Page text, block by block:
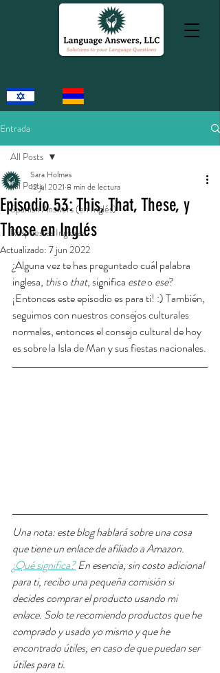
Entrada
All Posts
Spanish Answers (en Inglés)
Respuestas Inglesas
All Posts
Episodio 53: This, That, These, y
Those en Inglés
Sara Holmes
12 jul 2021 8 min de lectura
Actualizado: 7 jun 2022
¿Alguna vez te has preguntado cuál palabra
inglesa, this o that, significa este o ese?
¡Entonces este episodio es para ti! :) También,
seguimos con nuestros consejos culturales
normales, entonces el consejo cultural de hoy
es sobre la Isla de Man y sus fiestas nacionales.
Una nota: este blog hablará sobre una cosa
que tiene un enlace de afiliado a Amazon.
¿Qué significa?En esencia, sin costo adicional
para ti, recibo una pequeña comisión si
decides comprar el producto usando mi
enlace. Solo te recomiendo productos que he
comprado y usado yo mismo y que he
encontrado útiles, en caso de que puedan ser
útiles para ti.